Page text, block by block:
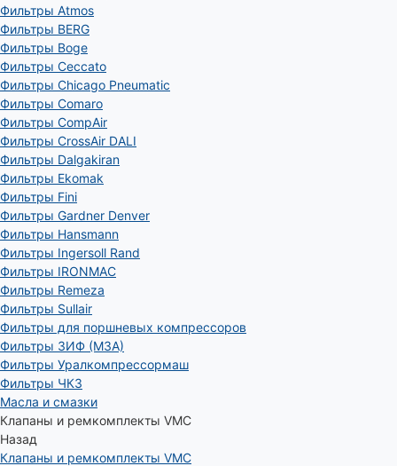
Фильтры Atmos
Фильтры BERG
Фильтры Boge
Фильтры Ceccato
Фильтры Chicago Pneumatic
Фильтры Comaro
Фильтры CompAir
Фильтры CrossAir DALI
Фильтры Dalgakiran
Фильтры Ekomak
Фильтры Fini
Фильтры Gardner Denver
Фильтры Hansmann
Фильтры Ingersoll Rand
Фильтры IRONMAC
Фильтры Remeza
Фильтры Sullair
Фильтры для поршневых компрессоров
Фильтры ЗИФ (МЗА)
Фильтры Уралкомпрессормаш
Фильтры ЧКЗ
Масла и смазки
Клапаны и ремкомплекты VMC
Назад
Клапаны и ремкомплекты VMC